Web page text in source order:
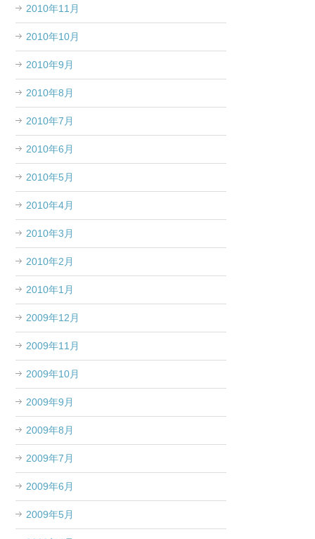
2010年11月
2010年10月
2010年9月
2010年8月
2010年7月
2010年6月
2010年5月
2010年4月
2010年3月
2010年2月
2010年1月
2009年12月
2009年11月
2009年10月
2009年9月
2009年8月
2009年7月
2009年6月
2009年5月